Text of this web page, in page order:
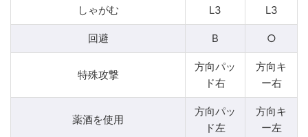
しゃがむ L3 L3
回避 B ○
特殊攻撃
方向パッ
ド右
方向キ
ー右
薬酒を使用
方向パッ
ド左
方向キ
ー左